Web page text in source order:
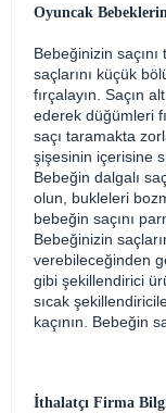
Oyuncak
Bebeğinizin saçını
saçlarını küçük
fırçalayın. Saçın
ederek düğümleri
saçı taramakta
şişesinin içerisine
Bebeğin dalgalı
olun, bukleleri
bebeğin saçını
Bebeğinizin
verebileceğinden
gibi şekillendirici
sıcak
kaçının. Bebeğin
İthalatçı Firma